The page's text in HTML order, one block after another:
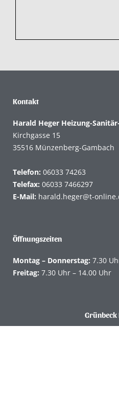
Kontakt
Harald Heger Heizung-
Kirchgasse 15
35516 Münzenberg-Gambach
Telefon: 06033 74263
Telefax: 06033 7466297
E-Mail: harald.heger@t-
Öffnungszeiten
Montag – Donnerstag: 7.30
Freitag: 7.30 Uhr – 14.00 Uhr